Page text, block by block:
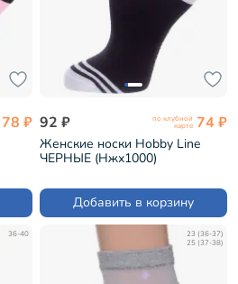
78 ₽ 92 ₽ по клубной
карте 74 ₽
Женские носки Hobby Line
ЧЕРНЫЕ (Нжх1000)
Добавить в корзину
36-40
23 (36-37)
25 (37-38)